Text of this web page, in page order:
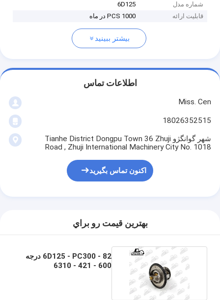
شماره مدل
6D125
قابلیت ارائه
1000 PCS در ماه
بیشتر ببینید
اطلاعات تماس
Miss. Cen
18026352515
شهر گوانگژو Tianhe District Dongpu Town 36 Zhuji
Road , Zhuji International Machinery City No. 1018
اکنون تماس بگیرید
بهترين قيمت رو براي
6D125 - PC300 - 82 درجه
600 - 421 - 6310